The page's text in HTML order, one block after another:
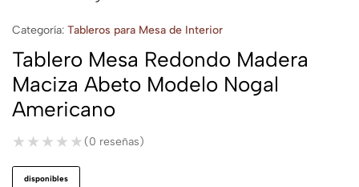
Categoría: Tableros para Mesa de Interior
Tablero Mesa Redondo Madera
Maciza Abeto Modelo Nogal
Americano
★★★★★
★★★★★ (0 reseñas)
disponibles